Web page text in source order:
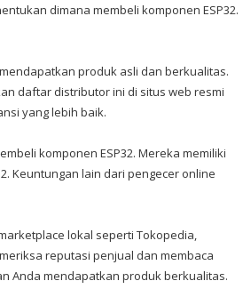
dimana membeli komponen ESP32.
produk asli dan berkualitas.
daftar distributor ini di situs web resmi
yang lebih baik.
komponen ESP32. Mereka memiliki
Keuntungan lain dari pengecer online
lokal seperti Tokopedia,
reputasi penjual dan membaca
Anda mendapatkan produk berkualitas.